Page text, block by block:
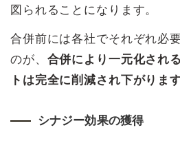
図られることになります。
合併前には各社でそれぞれ必
のが、 合併により一元化され
トは完全に削減され下がりま
シナジー効果の獲得